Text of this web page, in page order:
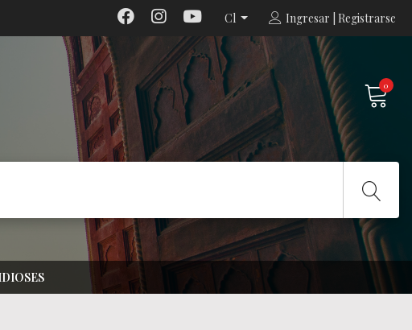
Cl Ingresar | Registrarse
0